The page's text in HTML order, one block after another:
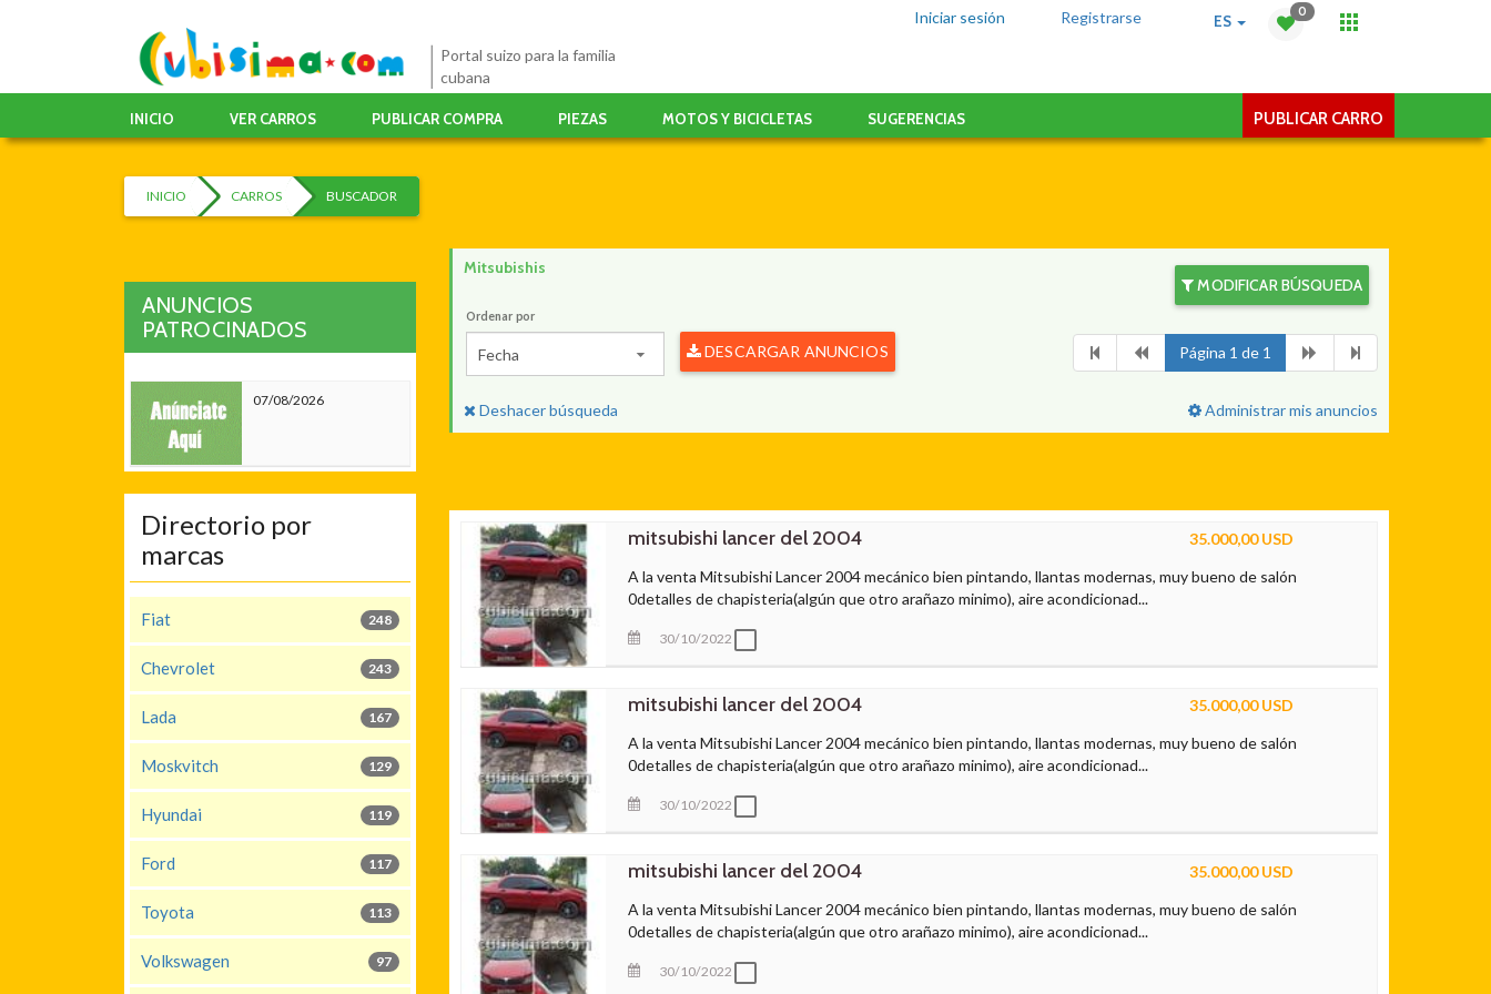
0
ES
Registrarse
Iniciar sesión
Portal suizo para la familia
cubana
INICIO VER CARROS PUBLICAR COMPRA PIEZAS MOTOS Y BICICLETAS SUGERENCIAS PUBLICAR CARRO
INICIO CARROS BUSCADOR
ANUNCIOS
PATROCINADOS
07/08/2026
Directorio por
marcas
248
Fiat
243
Chevrolet
167
Lada
129
Moskvitch
119
Hyundai
117
Ford
113
Toyota
97
Volkswagen
Mitsubishis
MODIFICAR BÚSQUEDA
Ordenar por
Fecha DESCARGAR ANUNCIOS Página 1 de 1
Deshacer búsqueda Administrar mis anuncios
mitsubishi lancer del 2004
A la venta Mitsubishi Lancer 2004 mecánico bien pintando, llantas modernas, muy bueno de salón
0detalles de chapisteria(algún que otro arañazo minimo), aire acondicionad...
30/10/2022
35.000,00 USD
mitsubishi lancer del 2004
A la venta Mitsubishi Lancer 2004 mecánico bien pintando, llantas modernas, muy bueno de salón
0detalles de chapisteria(algún que otro arañazo minimo), aire acondicionad...
30/10/2022
35.000,00 USD
mitsubishi lancer del 2004
A la venta Mitsubishi Lancer 2004 mecánico bien pintando, llantas modernas, muy bueno de salón
0detalles de chapisteria(algún que otro arañazo minimo), aire acondicionad...
30/10/2022
35.000,00 USD